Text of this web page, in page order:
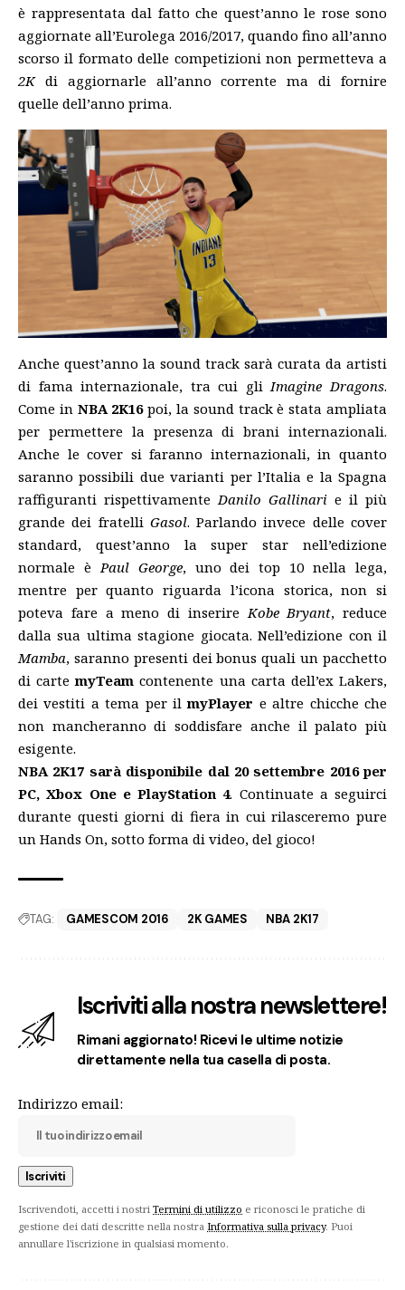
è rappresentata dal fatto che quest’anno le rose sono
aggiornate all’Eurolega 2016/2017, quando fino all’anno
scorso il formato delle competizioni non permetteva a
2Kdi aggiornarle all’anno corrente ma di fornire
quelle dell’anno prima.
Anche quest’anno la sound track sarà curata da artisti
di fama internazionale, tra cui gli Imagine Dragons.
Come in NBA 2K16poi, la sound track è stata ampliata
per permettere la presenza di brani internazionali.
Anche le cover si faranno internazionali, in quanto
saranno possibili due varianti per l’Italia e la Spagna
raffiguranti rispettivamente Danilo Gallinari e il più
grande dei fratelli Gasol. Parlando invece delle cover
standard, quest’anno la super star nell’edizione
normale è Paul George, uno dei top 10 nella lega,
mentre per quanto riguarda l’icona storica, non si
poteva fare a meno di inserire Kobe Bryant, reduce
dalla sua ultima stagione giocata. Nell’edizione con il
Mamba, saranno presenti dei bonus quali un pacchetto
di cartemyTeam contenente una carta dell’ex Lakers,
dei vestiti a tema per ilmyPlayer e altre chicche che
non mancheranno di soddisfare anche il palato più
esigente.
NBA 2K17 sarà disponibile dal 20 settembre 2016 per
PC, Xbox One e PlayStation 4. Continuate a seguirci
durante questi giorni di fiera in cui rilasceremo pure
un Hands On, sotto forma di video, del gioco!
TAG: GAMESCOM 2016 2K GAMES NBA 2K17
Iscriviti alla nostra newslettere!
Rimani aggiornato! Ricevi le ultime notizie
direttamente nella tua casella di posta.
Indirizzo email:
Iscrivendoti, accetti i nostri Termini di utilizzo e riconosci le pratiche di
gestione dei dati descritte nella nostra Informativa sulla privacy. Puoi
annullare l'iscrizione in qualsiasi momento.